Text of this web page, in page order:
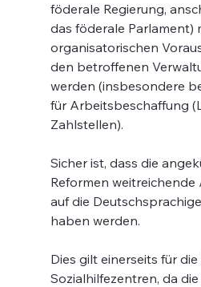
föderale Regierung,
das föderale Parlament)
organisatorischen
den betroffenen
werden (insbesondere
für Arbeitsbeschaffung
Zahlstellen).
Sicher ist, dass die
Reformen weitreichende
auf die
haben werden.
Dies gilt einerseits für
Sozialhilfezentren, da